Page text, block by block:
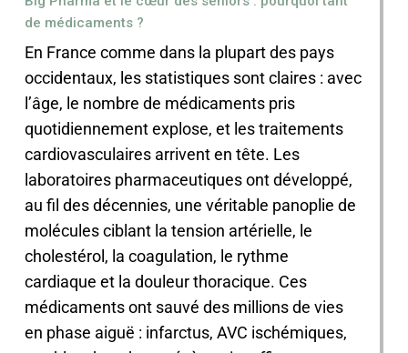
de médicaments ?
En France comme dans la plupart des pays
occidentaux, les statistiques sont claires : avec
l’âge, le nombre de médicaments pris
quotidiennement explose, et les traitements
cardiovasculaires arrivent en tête. Les
laboratoires pharmaceutiques ont développé,
au fil des décennies, une véritable panoplie de
molécules ciblant la tension artérielle, le
cholestérol, la coagulation, le rythme
cardiaque et la douleur thoracique. Ces
médicaments ont sauvé des millions de vies
en phase aiguë : infarctus, AVC ischémiques,